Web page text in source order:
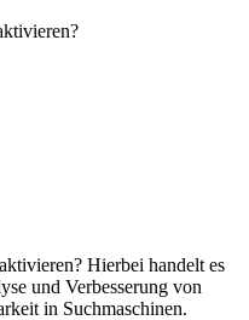
Hierbei handelt es
und Verbesserung von
in Suchmaschinen.